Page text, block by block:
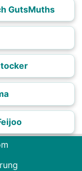
GutsMuths